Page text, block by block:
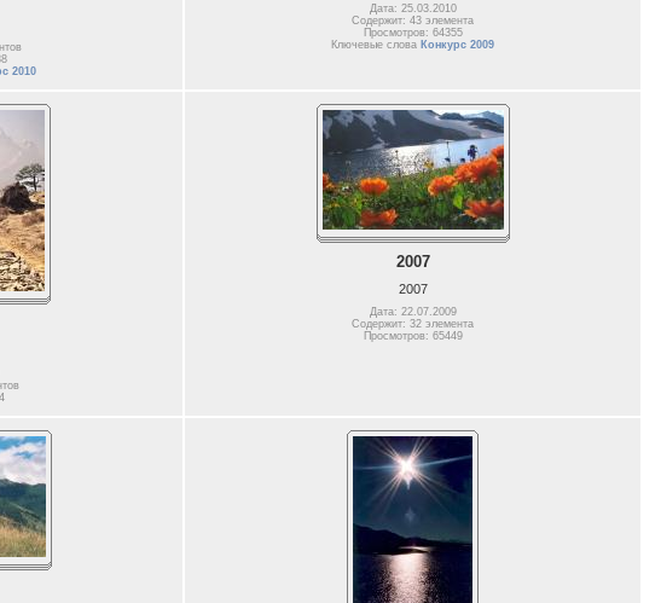
2010
Дата: 25.03.2010
Содержит: 43 элемента
Просмотров: 64355
Ключевые слова Конкурс 2009
2007
2007
Дата: 22.07.2009
Содержит: 32 элемента
Просмотров: 65449